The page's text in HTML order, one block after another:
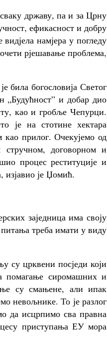
државу, па и за Црну
ефикасност и добру
намјера у погледу
рјешавање проблема,
била богословија Светог
„Будућност” и добар дио
као и гробље Чепурци.
је на стотине хектара
прилог. Очекујемо од
стручном, договорном и
процес реституције и
изјавио је Џомић.
заједница има своју
треба имати у виду
су црквени посједи који
помагање сиромашних и
су смањене, али ипак
невољнике. То је разлог
да исцрпимо сва правна
приступања ЕУ мора